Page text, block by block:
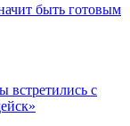
быть готовым
встретились с